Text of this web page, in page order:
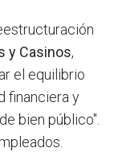
y Casinos,
el equilibrio
financiera y
bien público".